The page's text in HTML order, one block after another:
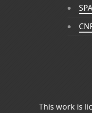
This work is